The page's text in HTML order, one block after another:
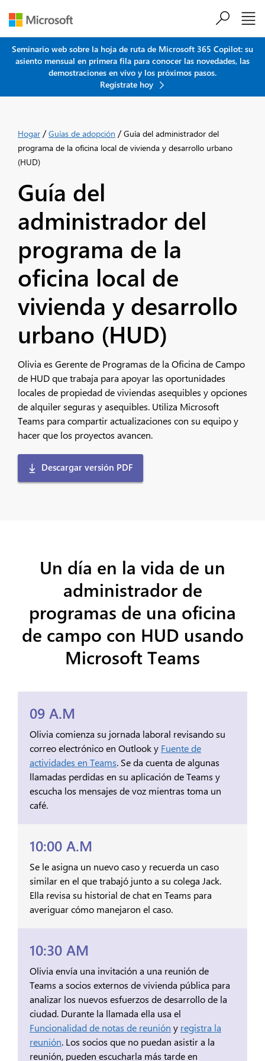
Seminario web sobre la hoja de ruta de Microsoft 365 Copilot: su
asiento mensual en primera fila para conocer las novedades, las
demostraciones en vivo y los próximos pasos.
Regístrate hoy
Hogar /Guías de adopción /Guía del administrador del
programa de la oficina local de vivienda y desarrollo urbano
(HUD)
Guía del
administrador del
programa de la
oficina local de
vivienda y desarrollo
urbano (HUD)
Olivia es Gerente de Programas de la Oficina de Campo
de HUD que trabaja para apoyar las oportunidades
locales de propiedad de viviendas asequibles y opciones
de alquiler seguras y asequibles. Utiliza Microsoft
Teams para compartir actualizaciones con su equipo y
hacer que los proyectos avancen.
Descargar versión PDF
Un día en la vida de un
administrador de
programas de una oficina
de campo con HUD usando
Microsoft Teams
09 A.M
Olivia comienza su jornada laboral revisando su
correo electrónico en Outlook y Fuente de
actividades en Teams. Se da cuenta de algunas
llamadas perdidas en su aplicación de Teams y
escucha los mensajes de voz mientras toma un
café.
10:00 A.M
Se le asigna un nuevo caso y recuerda un caso
similar en el que trabajó junto a su colega Jack.
Ella revisa su historial de chat en Teams para
averiguar cómo manejaron el caso.
10:30 AM
Olivia envía una invitación a una reunión de
Teams a socios externos de vivienda pública para
analizar los nuevos esfuerzos de desarrollo de la
ciudad. Durante la llamada ella usa el
Funcionalidad de notas de reunión y registra la
reunión. Los socios que no puedan asistir a la
reunión, pueden escucharla más tarde en